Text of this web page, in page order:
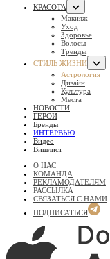
КРАСОТА
Макияж
Уход
Здоровье
Волосы
Тренды
СТИЛЬ ЖИЗНИ
Астрология
Дизайн
Культура
Места
НОВОСТИ
ГЕРОИ
Бренды
ИНТЕРВЬЮ
Видео
Вишлист
О НАС
КОМАНДА
РЕКЛАМОДАТЕЛЯМ
РАССЫЛКА
СВЯЗАТЬСЯ С НАМИ
ПОДПИСАТЬСЯ